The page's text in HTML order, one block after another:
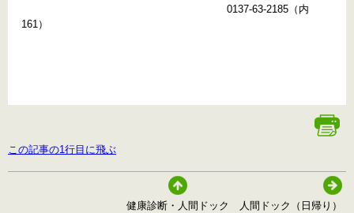
0137-63-2185（内
161）
この記事の1行目に飛ぶ
健康診断・人間ドック 人間ドック（日帰り）